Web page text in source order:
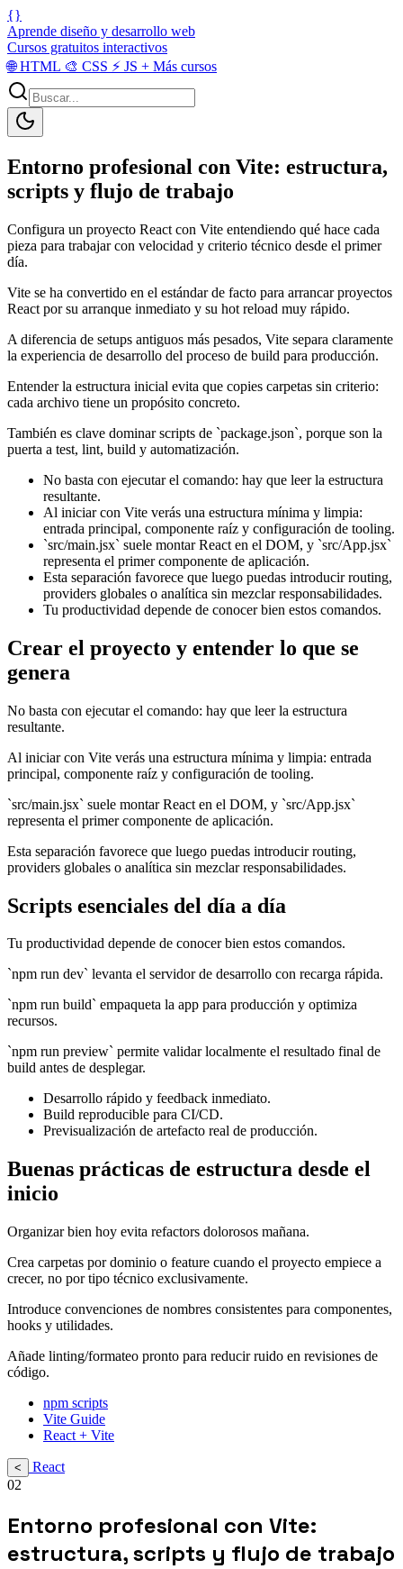
{}
Aprende diseño y desarrollo web
Cursos gratuitos interactivos
🌐HTML 🎨 CSS ⚡ JS + Más cursos
Entorno profesional con Vite: estructura,
scripts y flujo de trabajo
Configura un proyecto React con Vite entendiendo qué hace cada
pieza para trabajar con velocidad y criterio técnico desde el primer
día.
Vite se ha convertido en el estándar de facto para arrancar proyectos
React por su arranque inmediato y su hot reload muy rápido.
A diferencia de setups antiguos más pesados, Vite separa claramente
la experiencia de desarrollo del proceso de build para producción.
Entender la estructura inicial evita que copies carpetas sin criterio:
cada archivo tiene un propósito concreto.
También es clave dominar scripts de `package.json`, porque son la
puerta a test, lint, build y automatización.
No basta con ejecutar el comando: hay que leer la estructura
resultante.
Al iniciar con Vite verás una estructura mínima y limpia:
entrada principal, componente raíz y configuración de tooling.
`src/main.jsx` suele montar React en el DOM, y `src/App.jsx`
representa el primer componente de aplicación.
Esta separación favorece que luego puedas introducir routing,
providers globales o analítica sin mezclar responsabilidades.
Tu productividad depende de conocer bien estos comandos.
Crear el proyecto y entender lo que se
genera
No basta con ejecutar el comando: hay que leer la estructura
resultante.
Al iniciar con Vite verás una estructura mínima y limpia: entrada
principal, componente raíz y configuración de tooling.
`src/main.jsx` suele montar React en el DOM, y `src/App.jsx`
representa el primer componente de aplicación.
Esta separación favorece que luego puedas introducir routing,
providers globales o analítica sin mezclar responsabilidades.
Scripts esenciales del día a día
Tu productividad depende de conocer bien estos comandos.
`npm run dev` levanta el servidor de desarrollo con recarga rápida.
`npm run build` empaqueta la app para producción y optimiza
recursos.
`npm run preview` permite validar localmente el resultado final de
build antes de desplegar.
Desarrollo rápido y feedback inmediato.
Build reproducible para CI/CD.
Previsualización de artefacto real de producción.
Buenas prácticas de estructura desde el
inicio
Organizar bien hoy evita refactors dolorosos mañana.
Crea carpetas por dominio o feature cuando el proyecto empiece a
crecer, no por tipo técnico exclusivamente.
Introduce convenciones de nombres consistentes para componentes,
hooks y utilidades.
Añade linting/formateo pronto para reducir ruido en revisiones de
código.
npm scripts
Vite Guide
React + Vite
<
React
02
Entorno profesional con Vite:
estructura, scripts y flujo de trabajo